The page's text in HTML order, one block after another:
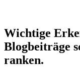
Wichtige
Blogbeiträge
ranken.